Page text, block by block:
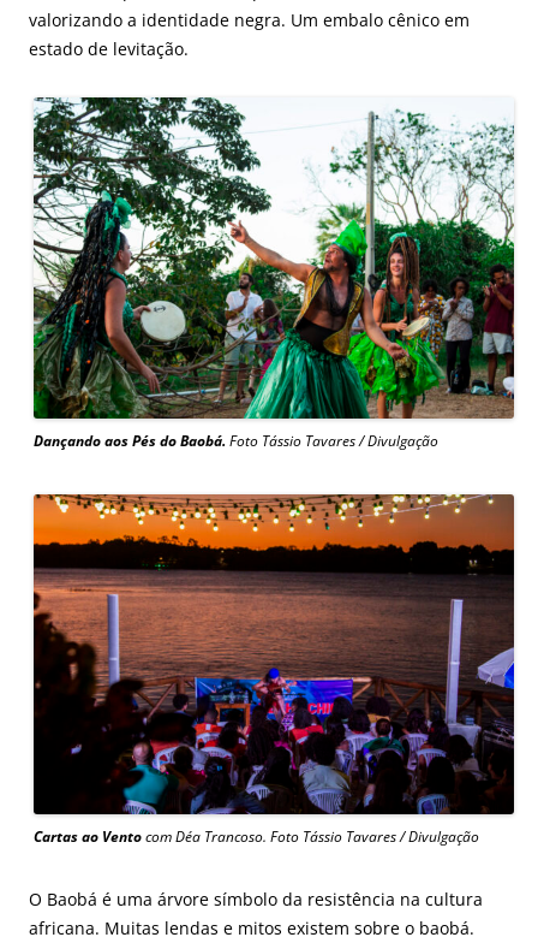
valorizando a identidade negra. Um embalo cênico em
estado de levitação.
Dançando aos Pés do Baobá. Foto Tássio Tavares / Divulgação
Cartas ao Ventocom Déa Trancoso. Foto Tássio Tavares / Divulgação
O Baobá é uma árvore símbolo da resistência na cultura
africana. Muitas lendas e mitos existem sobre o baobá.